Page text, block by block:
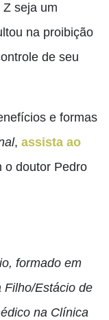
seja um
na proibição
de seu
e formas
, assista ao
o doutor Pedro
formado em
Filho/Estácio de
na Clínica